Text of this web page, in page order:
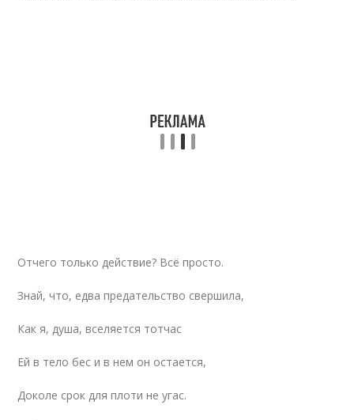
Отчего только действие? Всё просто.
Знай, что, едва предательство свершила,
Как я, душа, вселяется тотчас
Ей в тело бес и в нем он остается,
Доколе срок для плоти не угас.